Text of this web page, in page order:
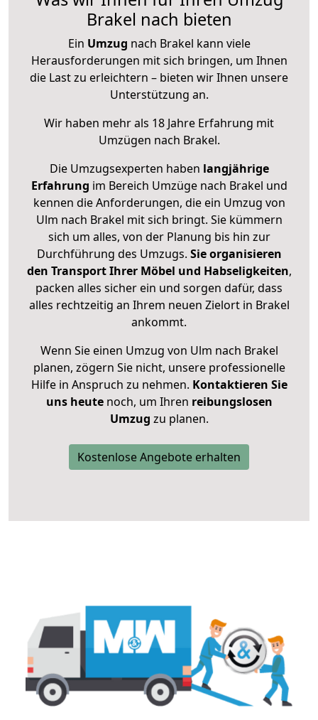
Brakel nach bieten
Ein Umzug nach Brakel kann viele
Herausforderungen mit sich bringen, um Ihnen
die Last zu erleichtern – bieten wir Ihnen unsere
Unterstützung an.
Wir haben mehr als 18 Jahre Erfahrung mit
Umzügen nach Brakel.
Die Umzugsexperten haben langjährige
Erfahrung im Bereich Umzüge nach Brakel und
kennen die Anforderungen, die ein Umzug von
Ulm nach Brakel mit sich bringt. Sie kümmern
sich um alles, von der Planung bis hin zur
Durchführung des Umzugs. Sie organisieren
den Transport Ihrer Möbel und Habseligkeiten,
packen alles sicher ein und sorgen dafür, dass
alles rechtzeitig an Ihrem neuen Zielort in Brakel
ankommt.
Wenn Sie einen Umzug von Ulm nach Brakel
planen, zögern Sie nicht, unsere professionelle
Hilfe in Anspruch zu nehmen. Kontaktieren Sie
uns heutenoch, um Ihren reibungslosen
Umzug zu planen.
Kostenlose Angebote erhalten